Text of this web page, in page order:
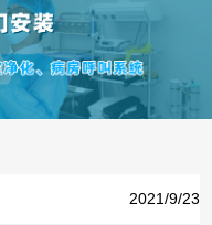
2021/9/23